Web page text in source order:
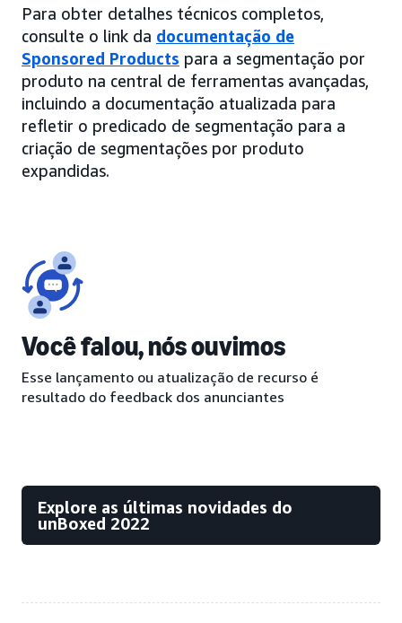
Para obter detalhes técnicos completos,
consulte o link da documentação de
Sponsored Products para a segmentação por
produto na central de ferramentas avançadas,
incluindo a documentação atualizada para
refletir o predicado de segmentação para a
criação de segmentações por produto
expandidas.
Você falou, nós ouvimos
Esse lançamento ou atualização de recurso é
resultado do feedback dos anunciantes
Explore as últimas novidades do
unBoxed 2022